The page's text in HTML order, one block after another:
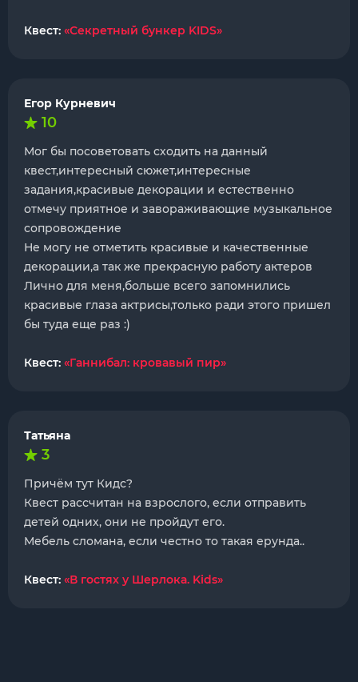
Квест: «Секретный бункер KIDS»
Егор Курневич
10
Мог бы посоветовать сходить на данный
квест,интересный сюжет,интересные
задания,красивые декорации и естественно
отмечу приятное и завораживающие музыкальное
сопровождение
Не могу не отметить красивые и качественные
декорации,а так же прекрасную работу актеров
Лично для меня,больше всего запомнились
красивые глаза актрисы,только ради этого пришел
бы туда еще раз :)
Квест: «Ганнибал: кровавый пир»
Татьяна
3
Причём тут Кидс?
Квест рассчитан на взрослого, если отправить
детей одних, они не пройдут его.
Мебель сломана, если честно то такая ерунда..
Квест: «В гостях у Шерлока. Kids»